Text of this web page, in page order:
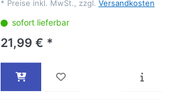
* Preise inkl. MwSt., zzgl. Versandkosten
sofort lieferbar
21,99 € *